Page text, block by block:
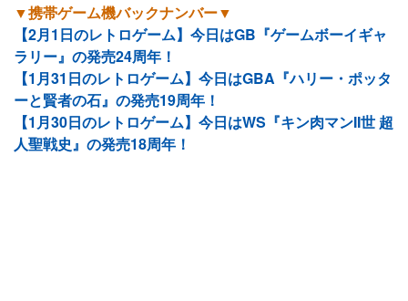
▼携帯ゲーム機バックナンバー▼
【2月1日のレトロゲーム】今日はGB『ゲームボーイギャ
ラリー』の発売24周年！
【1月31日のレトロゲーム】今日はGBA『ハリー・ポッタ
ーと賢者の石』の発売19周年！
【1月30日のレトロゲーム】今日はWS『キン肉マンII世 超
人聖戦史』の発売18周年！